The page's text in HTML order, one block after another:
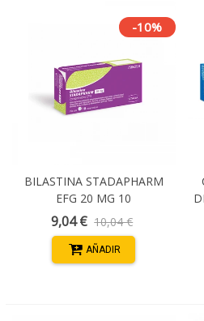
-10%
BILASTINA STADAPHARM
EFG 20 MG 10
COMPRIMIDOS
9,04 € 10,04 €
AÑADIR